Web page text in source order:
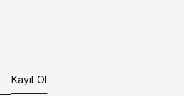
Kayıt Ol